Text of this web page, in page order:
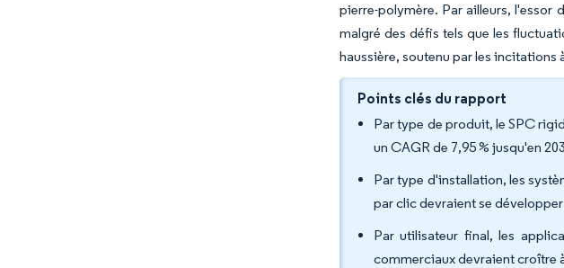
pierre-polymère. Par ailleurs, l'essor
malgré des défis tels que les
haussière, soutenu par les
Points clés du rapport
Par type de produit, le SPC
un CAGR de 7,95 % jusqu'en
Par type d'installation, les
par clic devraient se
Par utilisateur final, les
commerciaux devraient croître